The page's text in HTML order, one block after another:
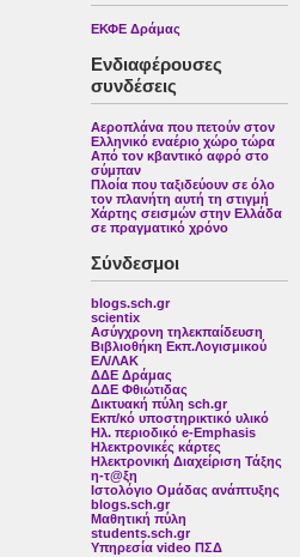
ΕΚΦΕ Δράμας
Ενδιαφέρουσες
συνδέσεις
Αεροπλάνα που πετούν στον
Ελληνικό εναέριο χώρο τώρα
Από τον κβαντικό αφρό στο
σύμπαν
Πλοία που ταξιδεύουν σε όλο
τον πλανήτη αυτή τη στιγμή
Χάρτης σεισμών στην Ελλάδα
σε πραγματικό χρόνο
Σύνδεσμοι
blogs.sch.gr
scientix
Ασύγχρονη τηλεκπαίδευση
Βιβλιοθήκη Εκπ.Λογισμικού
ΕΛ/ΛΑΚ
ΔΔΕ Δράμας
ΔΔΕ Φθιώτιδας
Δικτυακή πύλη sch.gr
Εκπ/κό υποστηρικτικό υλικό
Ηλ. περιοδικό e-Emphasis
Ηλεκτρονικές κάρτες
Ηλεκτρονική Διαχείριση Τάξης
η-τ@ξη
Ιστολόγιο Ομάδας ανάπτυξης
blogs.sch.gr
Μαθητική πύλη
students.sch.gr
Υπηρεσία video ΠΣΔ